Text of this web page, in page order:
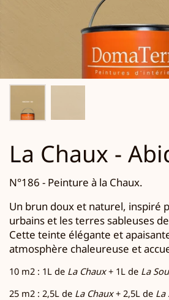
La Chaux -
N°186 - Peinture à la Chaux.
Un brun doux et naturel, inspiré
urbains et les terres sableuses
Cette teinte élégante et
atmosphère chaleureuse et
10 m2 : 1L de La Chaux+ 1L de La
25 m2 : 2,5L de La Chaux+ 2,5L de La